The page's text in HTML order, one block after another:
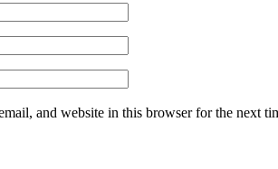
and website in this browser for the next